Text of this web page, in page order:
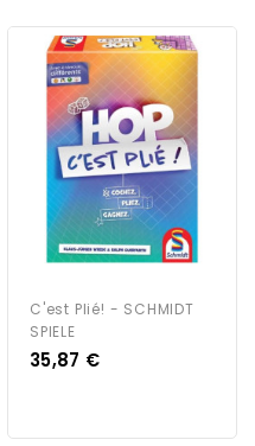
C'est Plié! - SCHMIDT
SPIELE
Prix
35,87 €